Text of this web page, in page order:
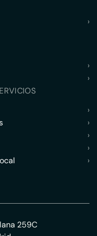
›
›
›
›
›
›
›
›
259C